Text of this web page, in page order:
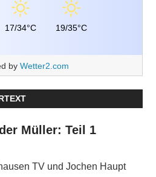
17/34°C 19/35°C
by Wetter2.com
Müller: Teil 1
TV und Jochen Haupt